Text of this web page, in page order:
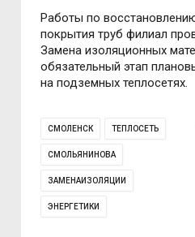
Работы по
покрытия труб филиал
Замена изоляционных
обязательный этап
на подземных теплосетях.
СМОЛЕНСК ТЕПЛОСЕТЬ
СМОЛЬЯНИНОВА
ЗАМЕНАИЗОЛЯЦИИ
ЭНЕРГЕТИКИ